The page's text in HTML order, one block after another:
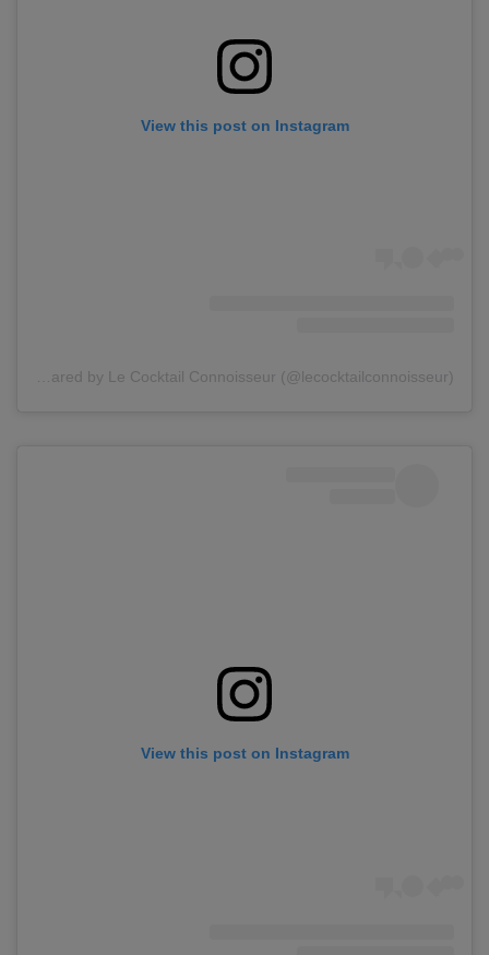
View this post on Instagram
View this post on Instagram